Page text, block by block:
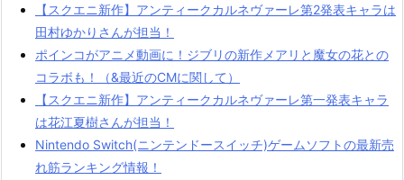
【スクエニ新作】アンティークカルネヴァーレ第2発表キャラは
田村ゆかりさんが担当！
ポインコがアニメ動画に！ジブリの新作メアリと魔女の花との
コラボも！（&最近のCMに関して）
【スクエニ新作】アンティークカルネヴァーレ第一発表キャラ
は花江夏樹さんが担当！
Nintendo Switch(ニンテンドースイッチ)ゲームソフトの最新売
れ筋ランキング情報！